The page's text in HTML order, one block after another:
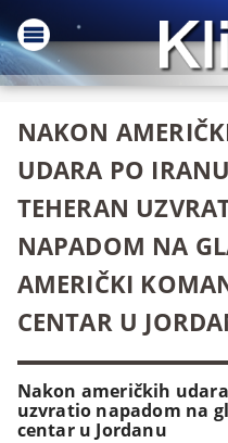
NAKON
UDARA PO
TEHERAN
NAPADOM NA
AMERIČKI
CENTAR U
Nakon američkih
uzvratio napadom na
centar u Jordanu